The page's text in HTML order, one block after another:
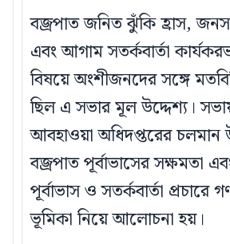
বজ্রপাত জনিত ঝুঁকি হ্রাস,
এবং আগাম সতর্কবার্তা
বিষয়ে অংশীজনদের সঙ্গে
ছিল এ সভার মূল উদ্দেশ্য।
আবহাওয়া অধিদপ্তরের চলমান
বজ্রপাত পূর্বাভাসের সক্ষমতা
পূর্বাভাস ও সতর্কবার্তা প্রচারে
ভূমিকা নিয়ে আলোচনা হয়।